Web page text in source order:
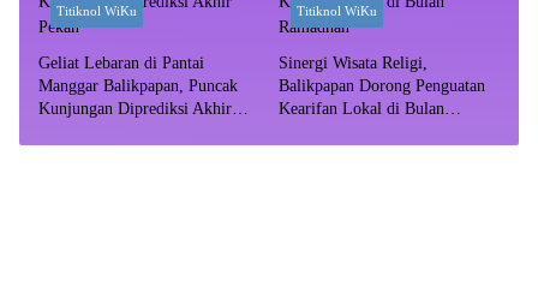
Titiknol WiKu
Geliat Lebaran di Pantai
Manggar Balikpapan, Puncak
Kunjungan Diprediksi Akhir
Titiknol WiKu
Sinergi Wisata Religi,
Balikpapan Dorong Penguatan
Kearifan Lokal di Bulan